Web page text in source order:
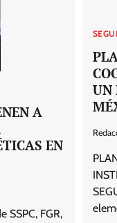
A
EN
SSPC, FGR,
UN